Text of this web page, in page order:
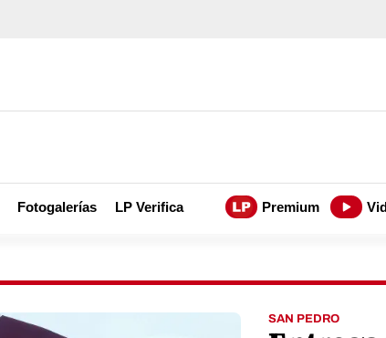
Fotogalerías LP Verifica Premium
SAN PEDRO